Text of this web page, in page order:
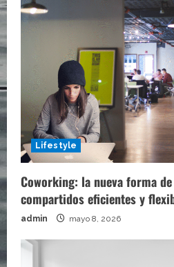
Lifestyle
Coworking: la nueva forma
compartidos eficientes y
admin mayo 8, 2026